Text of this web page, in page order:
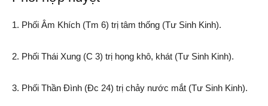
1. Phối Âm Khích (Tm 6) trị tâm thống (Tư Sinh Kinh).
2. Phối Thái Xung (C 3) trị họng khô, khát (Tư Sinh Kinh).
3. Phối Thần Đình (Đc 24) trị chảy nước mắt (Tư Sinh Kinh).